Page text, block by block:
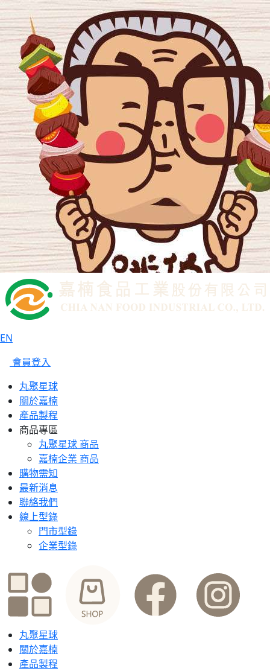
EN
會員登入
丸聚星球
關於嘉楠
產品製程
商品專區
丸聚星球 商品
嘉楠企業 商品
購物需知
最新消息
聯絡我們
線上型錄
門市型錄
企業型錄
丸聚星球
關於嘉楠
產品製程